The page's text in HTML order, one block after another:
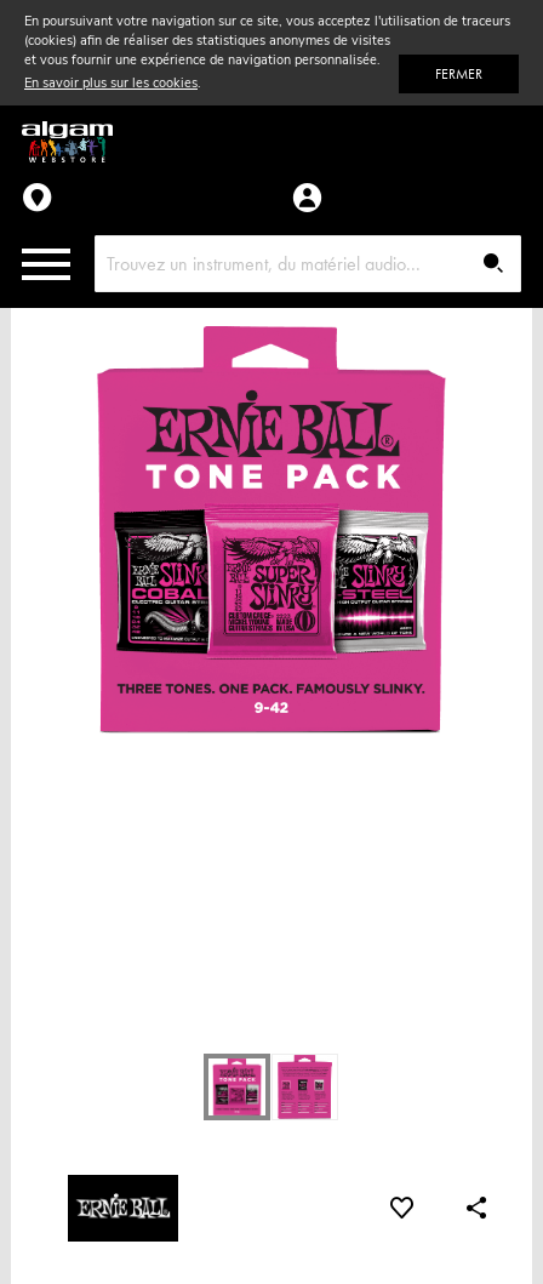
En poursuivant votre navigation sur ce site, vous acceptez l'utilisation de traceurs
(cookies) afin de réaliser des statistiques anonymes de visites
et vous fournir une expérience de navigation personnalisée.
En savoir plus sur les cookies. FERMER
Vent& Violon
Accessoires
Pièces détachées